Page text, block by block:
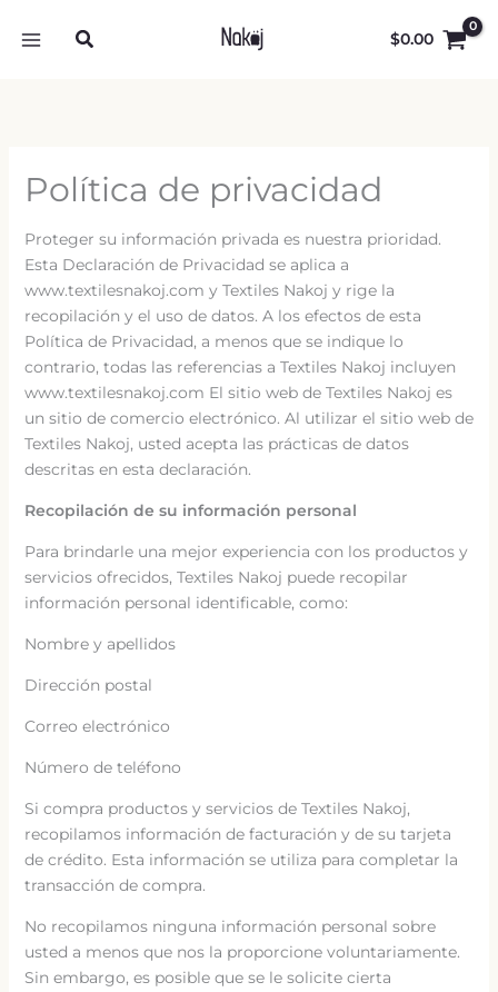
$0.00
Política de privacidad
Proteger su información privada es nuestra prioridad.
Esta Declaración de Privacidad se aplica a
www.textilesnakoj.com y Textiles Nakoj y rige la
recopilación y el uso de datos. A los efectos de esta
Política de Privacidad, a menos que se indique lo
contrario, todas las referencias a Textiles Nakoj incluyen
www.textilesnakoj.com El sitio web de Textiles Nakoj es
un sitio de comercio electrónico. Al utilizar el sitio web de
Textiles Nakoj, usted acepta las prácticas de datos
descritas en esta declaración.
Recopilación de su información personal
Para brindarle una mejor experiencia con los productos y
servicios ofrecidos, Textiles Nakoj puede recopilar
información personal identificable, como:
Nombre y apellidos
Dirección postal
Correo electrónico
Número de teléfono
Si compra productos y servicios de Textiles Nakoj,
recopilamos información de facturación y de su tarjeta
de crédito. Esta información se utiliza para completar la
transacción de compra.
No recopilamos ninguna información personal sobre
usted a menos que nos la proporcione voluntariamente.
Sin embargo, es posible que se le solicite cierta